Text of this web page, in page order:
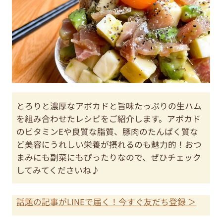
とろりと濃厚なアボカドと旨味たっぷりの生ハム
を組み合わせたレシピをご紹介します。アボカド
のビタミンEや良質な脂質、豚肉のたんぱく質な
ど美容にうれしい栄養が摂れるのも魅力的！おつ
まみにも副菜にもぴったりなので、ぜひチェック
してみてくださいね♪
話題の記事がLINEで届く！今すぐ友だち登録 ＞